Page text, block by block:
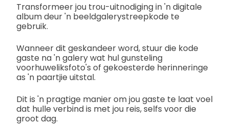
Transformeer jou trou-uitnodiging in 'n digitale
album deur 'n beeldgalerystreepkode te
gebruik.
Wanneer dit geskandeer word, stuur die kode
gaste na 'n galery wat hul gunsteling
voorhuweliksfoto's of gekoesterde herinneringe
as 'n paartjie uitstal.
Dit is 'n pragtige manier om jou gaste te laat voel
dat hulle verbind is met jou reis, selfs voor die
groot dag.